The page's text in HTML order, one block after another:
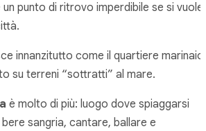
punto di ritrovo imperdibile se si vuole
innanzitutto come il quartiere marinaio
su terreni “sottratti” al mare.
è molto di più: luogo dove spiaggarsi
sangria, cantare, ballare e